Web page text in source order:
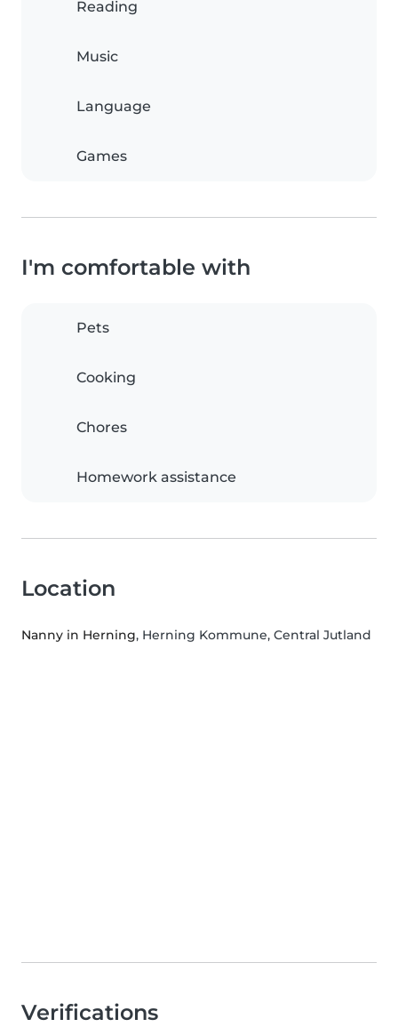
Reading
Music
Language
Games
I'm comfortable with
Pets
Cooking
Chores
Homework assistance
Location
Nanny in Herning, Herning Kommune, Central Jutland
Verifications